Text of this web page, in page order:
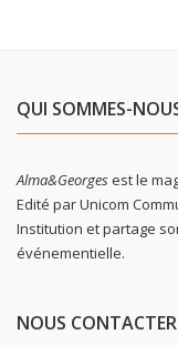
QUI SOMMES-
Alma&Georgesest le
Edité par Unicom
Institution et partage
événementielle.
NOUS CONTACTER